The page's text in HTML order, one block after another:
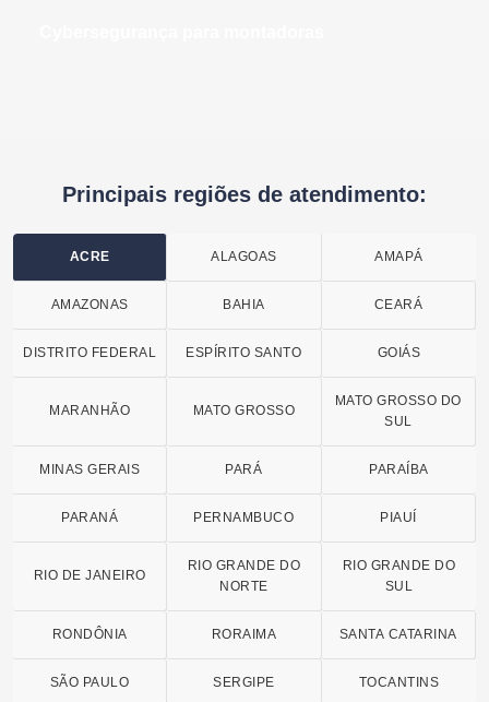
Principais regiões de atendimento:
ACRE ALAGOAS AMAPÁ
AMAZONAS BAHIA CEARÁ
DISTRITO FEDERAL ESPÍRITO SANTO GOIÁS
MARANHÃO MATO GROSSO
MATO GROSSO DO
SUL
MINAS GERAIS PARÁ PARAÍBA
PARANÁ PERNAMBUCO PIAUÍ
RIO DE JANEIRO
RIO GRANDE DO
NORTE
RIO GRANDE DO
SUL
RONDÔNIA RORAIMA SANTA CATARINA
SÃO PAULO SERGIPE TOCANTINS